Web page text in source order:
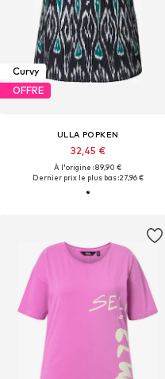
Curvy
OFFRE
ULLA POPKEN
32,45 €
À l'origine : 89,90 €
Dernier prix le plus bas :27,96 €